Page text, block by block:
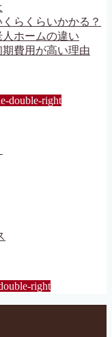
らくらいかかる？
ホームの違い
費用が高い理由
double-right
right